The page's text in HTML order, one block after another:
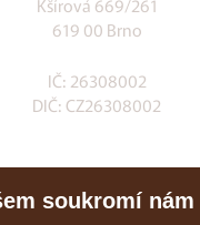
Kšírová 669/261
619 00 Brno
IČ: 26308002
DIČ: CZ26308002
Klia.cz
E-shop
soukromí nám